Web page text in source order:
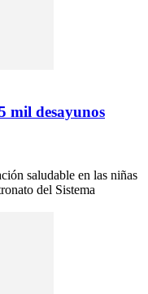
mil desayunos
saludable en las niñas
del Sistema